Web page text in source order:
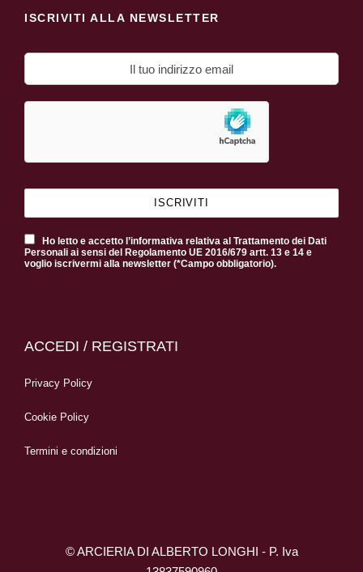
ISCRIVITI ALLA NEWSLETTER
Ho letto e accetto l’informativa relativa al Trattamento dei Dati
Personali ai sensi del Regolamento UE 2016/679 artt. 13 e 14 e
voglio iscrivermi alla newsletter (*Campo obbligatorio).
ACCEDI / REGISTRATI
Privacy Policy
Cookie Policy
Termini e condizioni
© ARCIERIA DI ALBERTO LONGHI - P. Iva